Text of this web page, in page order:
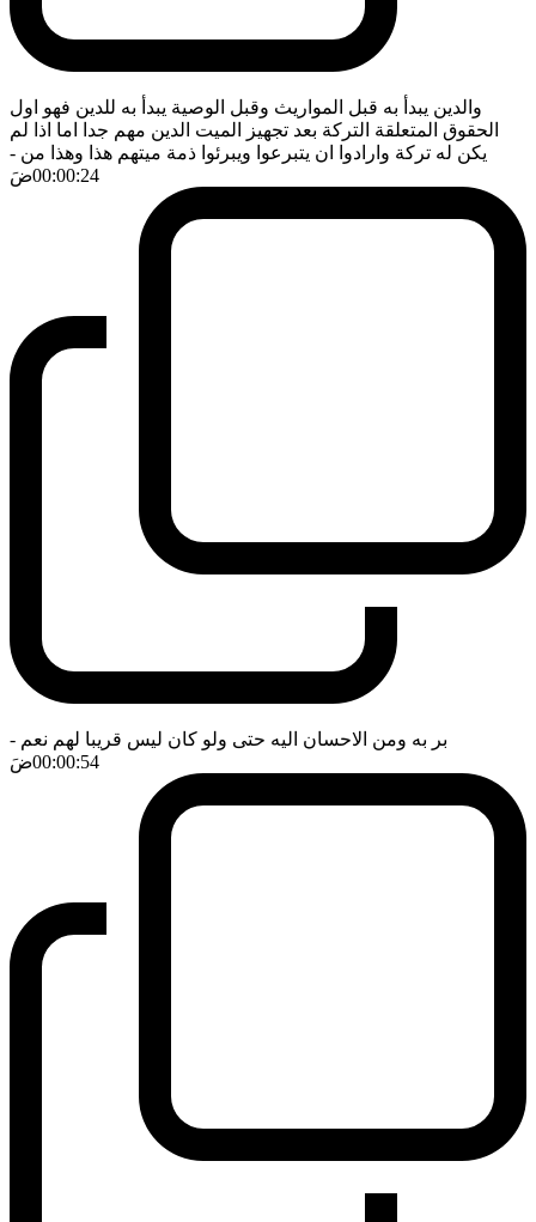
والدين يبدأ به قبل المواريث وقبل الوصية يبدأ به للدين فهو اول
الحقوق المتعلقة التركة بعد تجهيز الميت الدين مهم جدا اما اذا لم
يكن له تركة وارادوا ان يتبرعوا ويبرئوا ذمة ميتهم هذا وهذا من -
00:00:24ضَ
بر به ومن الاحسان اليه حتى ولو كان ليس قريبا لهم نعم -
00:00:54ضَ